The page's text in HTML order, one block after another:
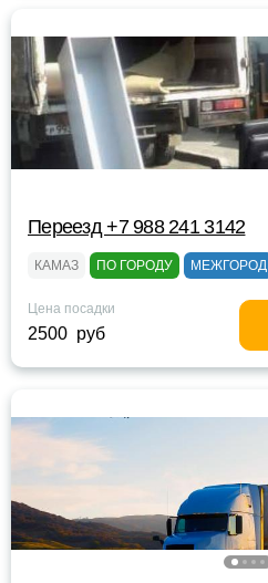
Переезд +7 988 241 3142
КАМАЗ ПО ГОРОДУ МЕЖГОРОД
Цена посадки
2500 руб